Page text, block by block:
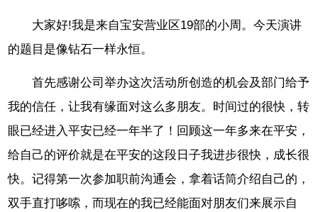
大家好!我是来自宝安营业区19部的小周。今天演讲
的题目是像钻石一样永恒。
首先感谢公司举办这次活动所创造的机会及部门给予
我的信任，让我有缘面对这么多朋友。时间过的很快，转
眼已经进入平安已经一年半了！回顾这一年多来在平安，
给自己的评价就是在平安的这段日子我进步很快，成长很
快。记得第一次参加职前沟通会，拿着话筒介绍自己的，
双手直打哆嗦，而现在的我已经能面对朋友们来展示自